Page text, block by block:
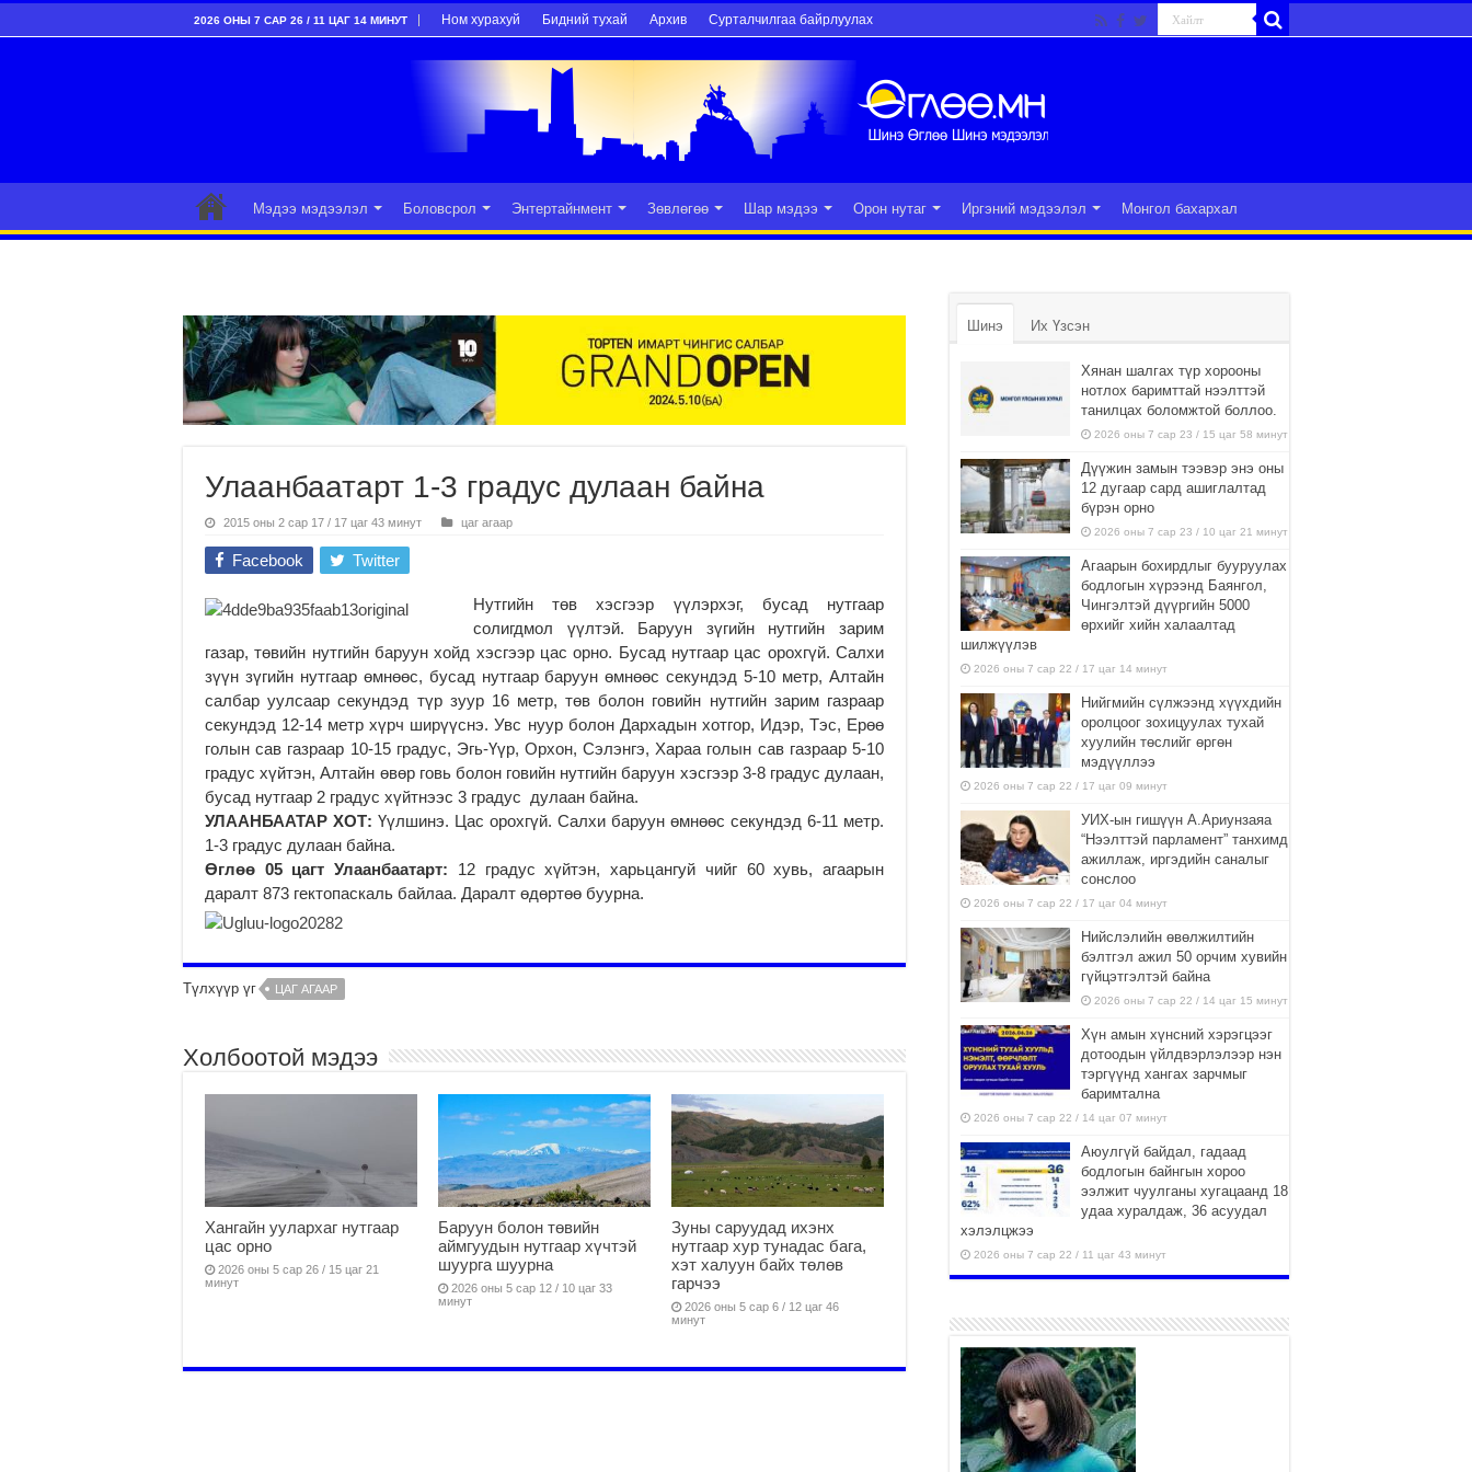
2026 ОНЫ 7 САР 26 / 11 ЦАГ 14 МИНУТ Ном хурахуй Бидний тухай Архив Сурталчилгаа байрлуулах
Мэдээ мэдээлэл Боловсрол Энтертайнмент Зөвлөгөө Шар мэдээ Орон нутаг Иргэний мэдээлэл Монгол бахархал
Улаанбаатарт 1-3 градус дулаан байна
2015 оны 2 сар 17 / 17 цаг 43 минут цаг агаар
Facebook Twitter
Нутгийн төв хэсгээр үүлэрхэг, бусад нутгаар
солигдмол үүлтэй. Баруун зүгийн нутгийн зарим
газар, төвийн нутгийн баруун хойд хэсгээр цас орно. Бусад нутгаар цас орохгүй. Салхи
зүүн зүгийн нутгаар өмнөөс, бусад нутгаар баруун өмнөөс секундэд 5-10 метр, Алтайн
салбар уулсаар секундэд түр зуур 16 метр, төв болон говийн нутгийн зарим газраар
секундэд 12-14 метр хүрч ширүүснэ. Увс нуур болон Дархадын хотгор, Идэр, Тэс, Ерөө
голын сав газраар 10-15 градус, Эгь-Үүр, Орхон, Сэлэнгэ, Хараа голын сав газраар 5-10
градус хүйтэн, Алтайн өвөр говь болон говийн нутгийн баруун хэсгээр 3-8 градус дулаан,
бусад нутгаар 2 градус хүйтнээс 3 градус дулаан байна.
УЛААНБААТАР ХОТ: Үүлшинэ. Цас орохгүй. Салхи баруун өмнөөс секундэд 6-11 метр.
1-3 градус дулаан байна.
Өглөө 05 цагт Улаанбаатарт: 12 градус хүйтэн, харьцангуй чийг 60 хувь, агаарын
даралт 873 гектопаскаль байлаа. Даралт өдөртөө буурна.
Түлхүүр үг ЦАГ АГААР
Холбоотой мэдээ
Хангайн уулархаг нутгаар
цас орно
2026 оны 5 сар 26 / 15 цаг 21
минут
Баруун болон төвийн
аймгуудын нутгаар хүчтэй
шуурга шуурна
2026 оны 5 сар 12 / 10 цаг 33
минут
Зуны саруудад ихэнх
нутгаар хур тунадас бага,
хэт халуун байх төлөв
гарчээ
2026 оны 5 сар 6 / 12 цаг 46
минут
Шинэ Их Үзсэн
Хянан шалгах түр хорооны
нотлох баримттай нээлттэй
танилцах боломжтой боллоо.
2026 оны 7 сар 23 / 15 цаг 58 минут
Дүүжин замын тээвэр энэ оны
12 дугаар сард ашиглалтад
бүрэн орно
2026 оны 7 сар 23 / 10 цаг 21 минут
Агаарын бохирдлыг бууруулах
бодлогын хүрээнд Баянгол,
Чингэлтэй дүүргийн 5000
өрхийг хийн халаалтад
шилжүүлэв
2026 оны 7 сар 22 / 17 цаг 14 минут
Нийгмийн сүлжээнд хүүхдийн
оролцоог зохицуулах тухай
хуулийн төслийг өргөн
мэдүүллээ
2026 оны 7 сар 22 / 17 цаг 09 минут
УИХ-ын гишүүн А.Ариунзаяа
“Нээлттэй парламент” танхимд
ажиллаж, иргэдийн саналыг
сонслоо
2026 оны 7 сар 22 / 17 цаг 04 минут
Нийслэлийн өвөлжилтийн
бэлтгэл ажил 50 орчим хувийн
гүйцэтгэлтэй байна
2026 оны 7 сар 22 / 14 цаг 15 минут
Хүн амын хүнсний хэрэгцээг
дотоодын үйлдвэрлэлээр нэн
тэргүүнд хангах зарчмыг
баримтална
2026 оны 7 сар 22 / 14 цаг 07 минут
Аюулгүй байдал, гадаад
бодлогын байнгын хороо
ээлжит чуулганы хугацаанд 18
удаа хуралдаж, 36 асуудал
хэлэлцжээ
2026 оны 7 сар 22 / 11 цаг 43 минут
боломжтой-Хүүхэд хөгжүүлэх
төв” байгуулах төсөлд төр,
хувийн хэвшлийн түншлэлийн хүрээнд хамтран
ажиллахыг урьж байна
2026 оны 7 сар 22 / 9 цаг 28 минут
Б.Пүрэвдагва: “Урт цагаан”-ыг
залуучууд чөлөөт цагаа